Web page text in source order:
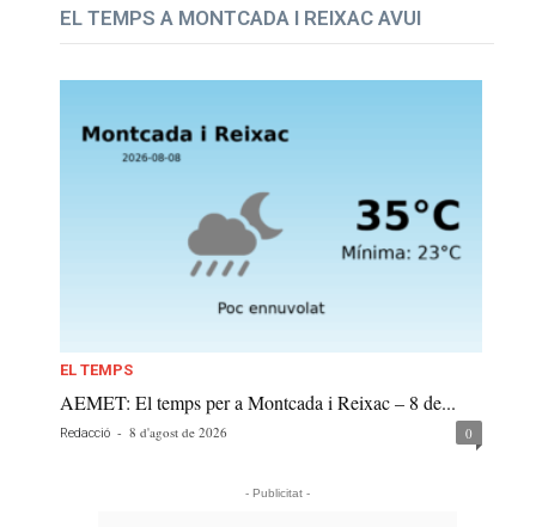
EL TEMPS A MONTCADA I REIXAC AVUI
EL TEMPS
AEMET: El temps per a Montcada i Reixac – 8 de...
Redacció - 8 d'agost de 2026 0
- Publicitat -